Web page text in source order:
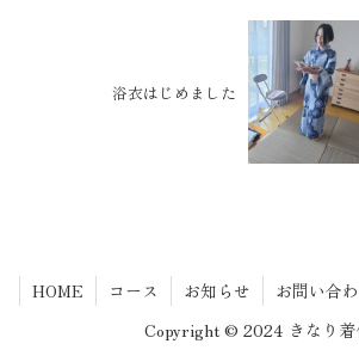
浴衣はじめました
HOME コース お知らせ お問い合
Copyright © 2024 きなり着